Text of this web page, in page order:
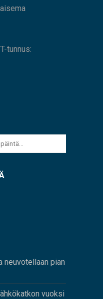
tunnus:
neuvotellaan pian
vuoksi